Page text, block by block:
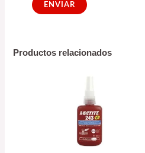
Productos relacionados